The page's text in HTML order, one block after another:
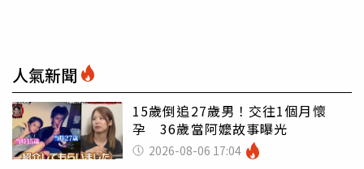
人氣新聞
15歲倒追27歲男！交往1個月懷
孕 36歲當阿嬤故事曝光
2026-08-06 17:04